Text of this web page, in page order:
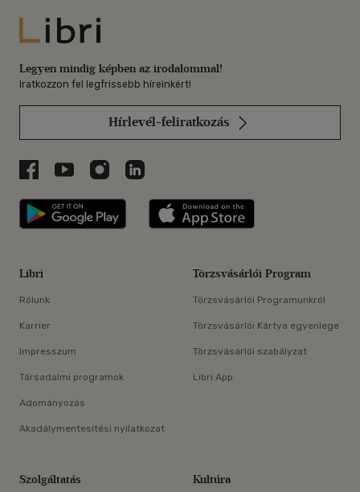
Libri
Legyen mindig képben az irodalommal!
Iratkozzon fel legfrissebb híreinkért!
Hírlevél-feliratkozás
Libri a Facebookon
Libri a Youtube-on
Libri az Instagramon
Libri a LinkedInen
Libri applikáció Szerezd meg: Google
Libri
Rólunk
Karrier
Impresszum
Társadalmi programok
Adományozás
Akadálymentesítési nyilatkozat
Törzsvásárlói Program
Törzsvásárlói Programunkról
Törzsvásárlói Kártya egyenlege
Törzsvásárlói szabályzat
Libri App
Szolgáltatás Kultúra